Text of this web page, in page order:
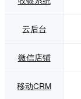
云后台
微信店铺
移动CRM